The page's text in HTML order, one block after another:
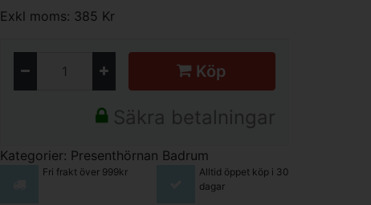
Exkl moms: 385 Kr
Köp
Säkra betalningar
Kategorier: Presenthörnan Badrum
Fri frakt över 999kr
Alltid öppet köp i 30
dagar